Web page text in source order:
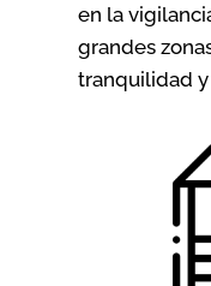
en la
grandes
tranquilidad